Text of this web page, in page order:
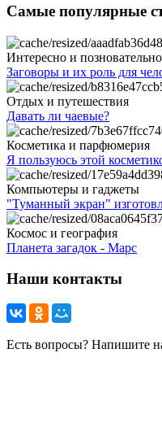
Самые популярные
Интересно и позновательно
Заговоры и их роль для
Отдых и путешествия
Давать ли чаевые?
Косметика и парфюмерия
Я пользуюсь этой
Компьютеры и гаджеты
"Туманный экран"
Космос и география
Планета загадок - Марс
Наши контакты
Есть вопросы? Напишите